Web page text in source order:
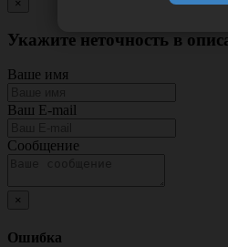
×
Укажите неточность в
Ваше имя
Ваш E-mail
Сообщение
×
Ошибка